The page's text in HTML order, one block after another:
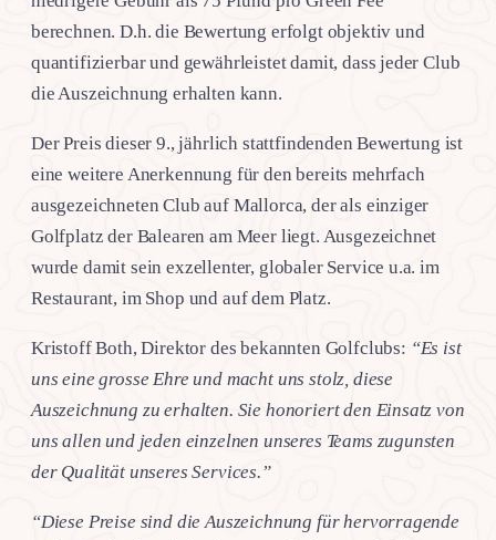
berechnen. D.h. die Bewertung erfolgt objektiv und
quantifizierbar und gewährleistet damit, dass jeder Club
die Auszeichnung erhalten kann.
Der Preis dieser 9., jährlich stattfindenden Bewertung ist
eine weitere Anerkennung für den bereits mehrfach
ausgezeichneten Club auf Mallorca, der als einziger
Golfplatz der Balearen am Meer liegt. Ausgezeichnet
wurde damit sein exzellenter, globaler Service u.a. im
Restaurant, im Shop und auf dem Platz.
Kristoff Both, Direktor des bekannten Golfclubs: “Es ist
uns eine grosse Ehre und macht uns stolz, diese
Auszeichnung zu erhalten. Sie honoriert den Einsatz von
uns allen und jeden einzelnen unseres Teams zugunsten
der Qualität unseres Services.”
“Diese Preise sind die Auszeichnung für hervorragende